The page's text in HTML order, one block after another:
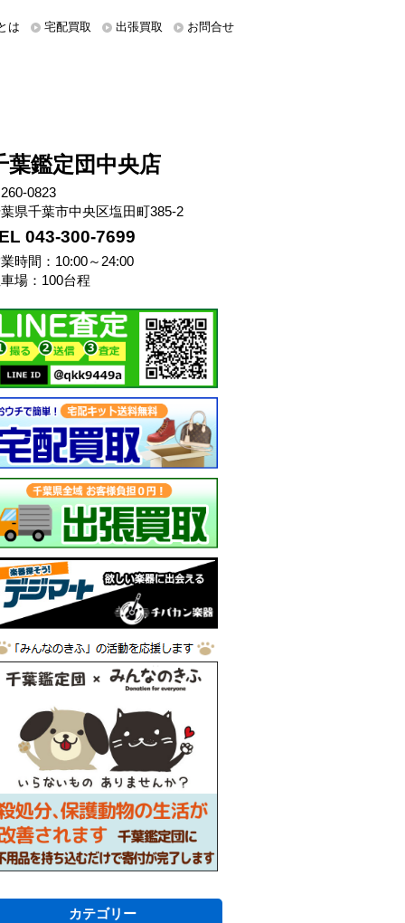
は 宅配買取 出張買取 お問合せ
葉鑑定団中央店
0823
県千葉市中央区塩田町385-2
043-300-7699
時間：10:00～24:00
場：100台程
カテゴリー